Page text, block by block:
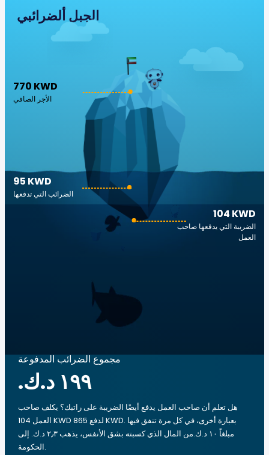
الجبل ألضرائبي
770 KWD
الأجر الصافي
104 KWD
الضريبة التي يدفعها صاحب
العمل
95 KWD
الضرائب التي تدفعها
مجموع الضرائب المدفوعة
هل تعلم أن صاحب العمل يدفع أيضًا الضريبة على راتبك؟ يكلف صاحب
العمل 104 KWD لدفع 865 KWD. بعبارة أخرى، في كل مرة تنفق فيها
مبلغاً ‏١٠ د.ك.‏من المال الذي كسبته بشق الأنفس، يذهب ‏٢٫٣ د.ك.‏ إلى
الحكومة.